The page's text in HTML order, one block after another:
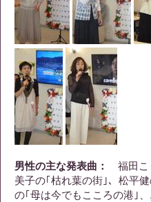
男性の主な発表曲： 福田
美子の｢枯れ葉の街｣、松平
の｢母は今でもこころの港｣